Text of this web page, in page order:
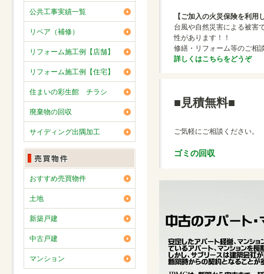
公共工事実績一覧
リペア（補修）
リフォーム施工例【店舗】
リフォーム施工例【住宅】
住まいの彩生館 チラシ
廃棄物の回収
サイディング出隅加工
おすすめ売買物件
土地
新築戸建
中古戸建
マンション
【ご加入の火災保険を利
台風や自然災害による被害
性があります！！
修繕・リフォーム等のご相
詳しくはこちらをどうぞ
■見積無料■
ご気軽にご相談ください。
ゴミの回収